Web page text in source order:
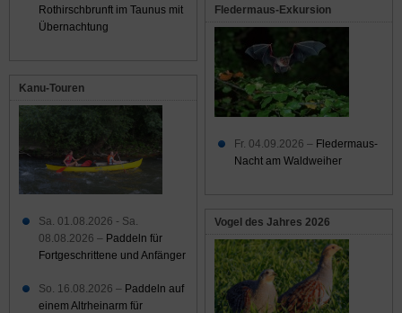
Fledermaus-Exkursion
Fr. 04.09.2026 – Fledermaus-
Nacht am Waldweiher
Vogel des Jahres 2026
Rothirschbrunft im Taunus mit
Übernachtung
Kanu-Touren
Sa. 01.08.2026 - Sa.
08.08.2026 – Paddeln für
Fortgeschrittene und Anfänger
So. 16.08.2026 – Paddeln auf
einem Altrheinarm für